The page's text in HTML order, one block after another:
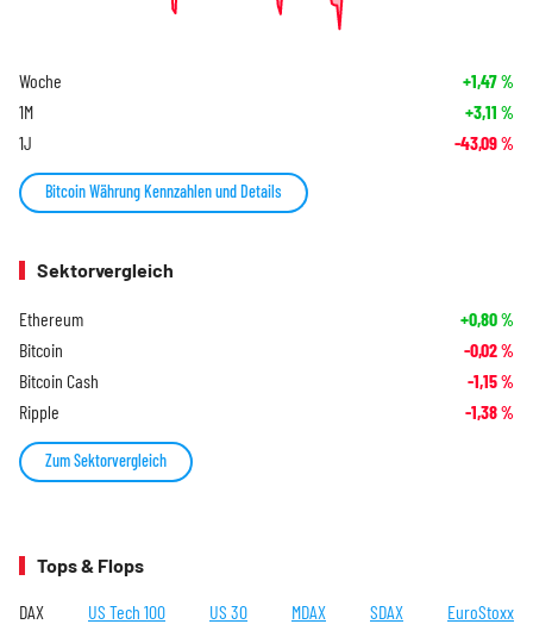
Woche +1,47%
1M +3,11 %
1J -43,09%
Bitcoin Währung Kennzahlen und Details
Sektorvergleich
Ethereum +0,80%
Bitcoin -0,02%
Bitcoin Cash -1,15%
Ripple -1,38%
Zum Sektorvergleich
Tops & Flops
DAX US Tech 100 US 30 MDAX SDAX EuroStoxx